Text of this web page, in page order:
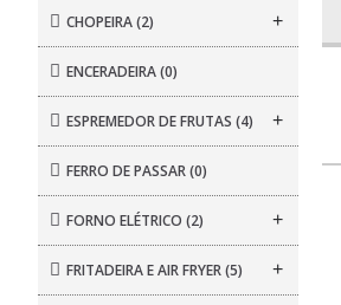
CHOPEIRA(2) +
ENCERADEIRA(0)
ESPREMEDOR DE FRUTAS (4) +
FERRO DE PASSAR(0)
FORNO ELÉTRICO (2) +
FRITADEIRA E AIR FRYER(5) +